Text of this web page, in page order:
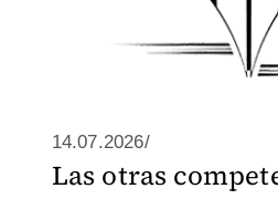
14.07.2026/
Las otras